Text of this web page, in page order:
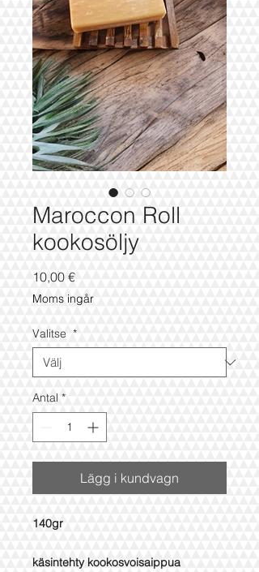
Maroccon Roll
kookosöljy
10,00 €Pris
Moms ingår
Valitse *
Antal *
Lägg i kundvagn
140gr
käsintehty kookosvoisaippua